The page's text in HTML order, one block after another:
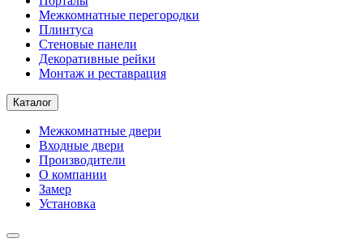
Межкомнатные перегородки
Плинтуса
Стеновые панели
Декоративные рейки
Монтаж и реставрация
Каталог
Межкомнатные двери
Входные двери
Производители
О компании
Замер
Установка